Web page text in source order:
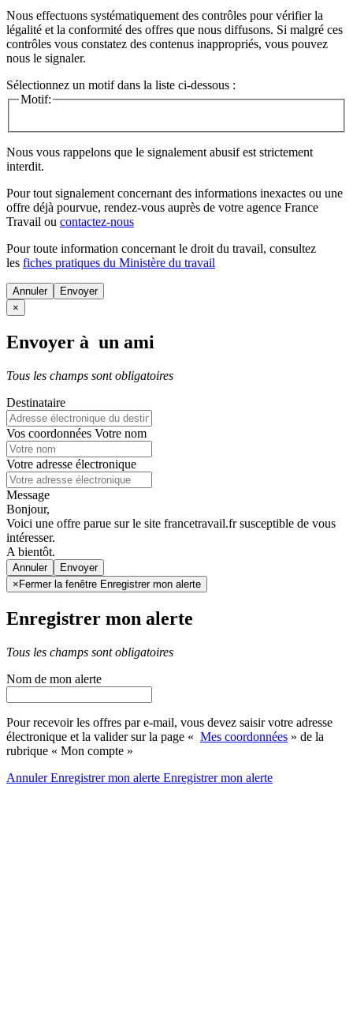
Nous effectuons systématiquement des contrôles pour vérifier la
légalité et la conformité des offres que nous diffusons. Si malgré ces
contrôles vous constatez des contenus inappropriés, vous pouvez
nous le signaler.
Sélectionnez un motif dans la liste ci-dessous :
Motif:
Nous vous rappelons que le signalement abusif est strictement
interdit.
Pour tout signalement concernant des informations inexactes ou une
offre déjà pourvue, rendez-vous auprès de votre agence France
Travail ou contactez-nous
Pour toute information concernant le droit du travail, consultez
les fiches pratiques du Ministère du travail
Annuler
×
Envoyer à un ami
Tous les champs sont obligatoires
Destinataire
Vos coordonnées Votre nom
Votre adresse électronique
Message
Bonjour,
Voici une offre parue sur le site francetravail.fr susceptible de vous
intéresser.
A bientôt.
Annuler
× Fermer la fenêtre Enregistrer mon alerte
Enregistrer mon alerte
Tous les champs sont obligatoires
Nom de mon alerte
Pour recevoir les offres par e-mail, vous devez saisir votre adresse
électronique et la valider sur la page « Mes coordonnées » de la
rubrique « Mon compte »
AnnulerEnregistrer mon alerte Enregistrermon alerte